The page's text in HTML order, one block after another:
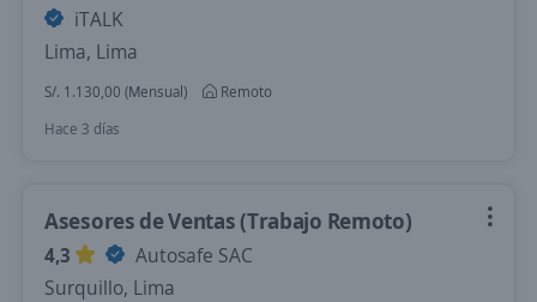
iTALK
Lima, Lima
S/. 1.130,00 (Mensual)
Remoto
Hace 3 días
Asesores de Ventas (Trabajo Remoto)
4,3
Autosafe SAC
Surquillo, Lima